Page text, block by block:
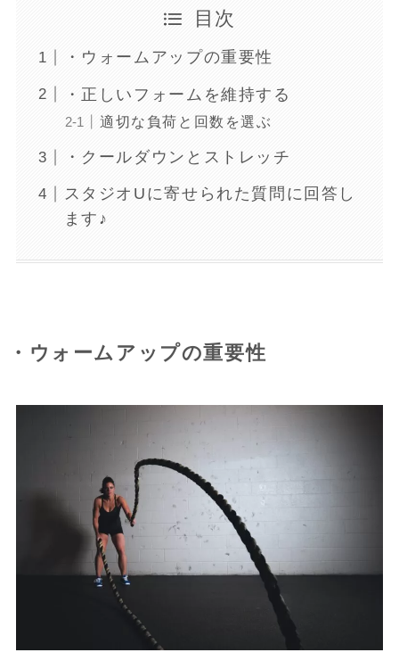
目次
・ウォームアップの重要性
・正しいフォームを維持する
適切な負荷と回数を選ぶ
・クールダウンとストレッチ
スタジオUに寄せられた質問に回答し
ます♪
・ウォームアップの重要性